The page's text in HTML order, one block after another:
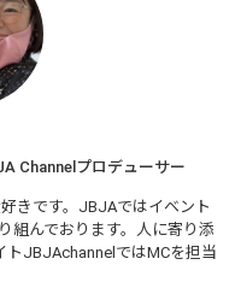
Channelプロデューサー
きです。JBJAではイベント
組んでおります。人に寄り添
JBJAchannelではMCを担当